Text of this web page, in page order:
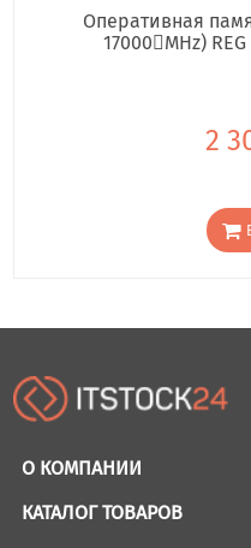
Оперативная
17000񢋕MHz)
2
О КОМПАНИИ
КАТАЛОГ ТОВАРОВ